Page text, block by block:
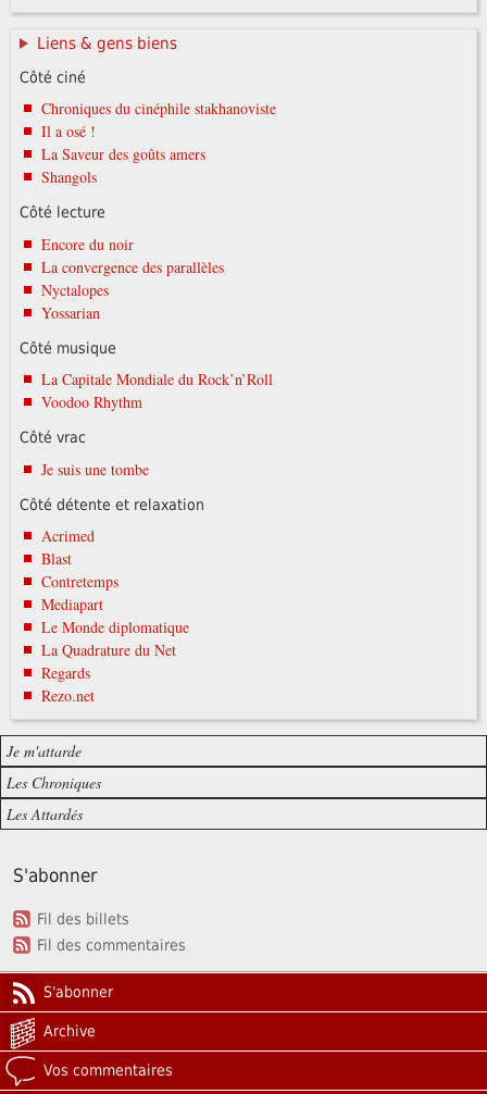
Liens & gens biens
Côté ciné
Chroniques du cinéphile stakhanoviste
Il a osé !
La Saveur des goûts amers
Shangols
Côté lecture
Encore du noir
La convergence des parallèles
Nyctalopes
Yossarian
Côté musique
La Capitale Mondiale du Rock’n’Roll
Voodoo Rhythm
Côté vrac
Je suis une tombe
Côté détente et relaxation
Acrimed
Blast
Contretemps
Mediapart
Le Monde diplomatique
La Quadrature du Net
Regards
Rezo.net
Je m'attarde
Les Chroniques
Les Attardés
S'abonner
Fil des billets
Fil des commentaires
S'abonner
Archive
Vos commentaires